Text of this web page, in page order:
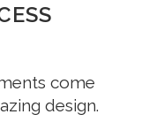
come
design.